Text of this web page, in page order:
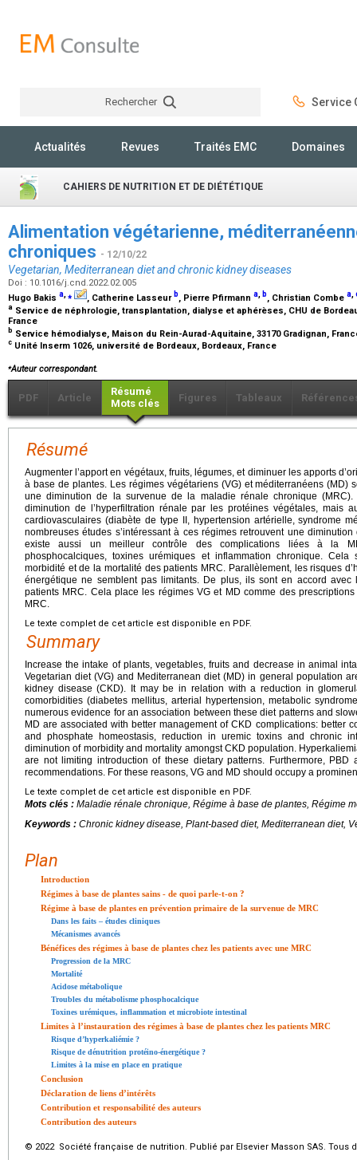
Rechercher Service
Actualités Revues Traités EMC Domaines
CAHIERS DE NUTRITION ET DE DIÉTÉTIQUE
Alimentation végétarienne,
chroniques - 12/10/22
Vegetarian, Mediterranean diet and chronic kidney diseases
Doi : 10.1016/j.cnd.2022.02.005
Hugo Bakis a,⁎ , Catherine Lasseur b, Pierre Pfirmann a, b, Christian Combe a,
a Service de néphrologie, transplantation, dialyse et aphérèses, CHU de
France
b Service hémodialyse, Maison du Rein-Aurad-Aquitaine, 33170 Gradignan,
c Unité Inserm 1026, université de Bordeaux, Bordeaux, France
⁎Auteur correspondant.
PDF Article
Résumé
Mots clés
Figures Tableaux
Résumé
Augmenter l’apport en végétaux, fruits, légumes, et diminuer les apports
à base de plantes. Les régimes végétariens (VG) et méditerranéens (MD)
une diminution de la survenue de la maladie rénale chronique
diminution de l’hyperfiltration rénale par les protéines végétales, mais
cardiovasculaires (diabète de type II, hypertension artérielle, syndrome
nombreuses études s’intéressant à ces régimes retrouvent une
existe aussi un meilleur contrôle des complications liées à la
phosphocalciques, toxines urémiques et inflammation chronique. Cela
morbidité et de la mortalité des patients MRC. Parallèlement, les risques
énergétique ne semblent pas limitants. De plus, ils sont en accord avec
patients MRC. Cela place les régimes VG et MD comme des
MRC.
Le texte complet de cet article est disponible en PDF.
Summary
Increase the intake of plants, vegetables, fruits and decrease in animal
Vegetarian diet (VG) and Mediterranean diet (MD) in general population
kidney disease (CKD). It may be in relation with a reduction in
comorbidities (diabetes mellitus, arterial hypertension, metabolic
numerous evidence for an association between these diet patterns and
MD are associated with better management of CKD complications: better
and phosphate homeostasis, reduction in uremic toxins and chronic
diminution of morbidity and mortality amongst CKD population.
are not limiting introduction of these dietary patterns. Furthermore,
recommendations. For these reasons, VG and MD should occupy a
Le texte complet de cet article est disponible en PDF.
Mots clés : Maladie rénale chronique, Régime à base de plantes, Régime
Keywords : Chronic kidney disease, Plant-based diet, Mediterranean diet,
Plan
Introduction
Régimes à base de plantes sains - de quoi parle-t-on ?
Régime à base de plantes en prévention primaire de la survenue de MRC
Dans les faits – études cliniques
Mécanismes avancés
Bénéfices des régimes à base de plantes chez les patients avec une MRC
Progression de la MRC
Mortalité
Acidose métabolique
Troubles du métabolisme phosphocalcique
Toxines urémiques, inflammation et microbiote intestinal
Limites à l’instauration des régimes à base de plantes chez les patients MRC
Risque d’hyperkaliémie ?
Risque de dénutrition protéino-énergétique ?
Limites à la mise en place en pratique
Conclusion
Déclaration de liens d’intérêts
Contribution et responsabilité des auteurs
Contribution des auteurs
© 2022 Société française de nutrition. Publié par Elsevier Masson SAS. Tous